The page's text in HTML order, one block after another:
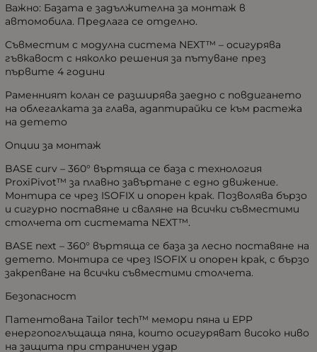
Важно: Базата е задължителна за монтаж в
автомобила. Предлага се отделно.
Съвместим с модулна система NEXT™ – осигурява
гъвкавост с няколко решения за пътуване през
първите 4 години
Раменният колан се разширява заедно с повдигането
на облегалката за глава, адаптирайки се към растежа
на детето
Опции за монтаж
BASE curv – 360° въртяща се база с технология
ProxiPivot™ за плавно завъртане с едно движение.
Монтира се чрез ISOFIX и опорен крак. Позволява бързо
и сигурно поставяне и сваляне на всички съвместими
столчета от системата NEXT™.
BASE next – 360° въртяща се база за лесно поставяне на
детето. Монтира се чрез ISOFIX и опорен крак, с бързо
закрепване на всички съвместими столчета.
Безопасност
Патентована Tailor tech™ мемори пяна и EPP
енергопоглъщаща пяна, които осигуряват високо ниво
на защита при страничен удар